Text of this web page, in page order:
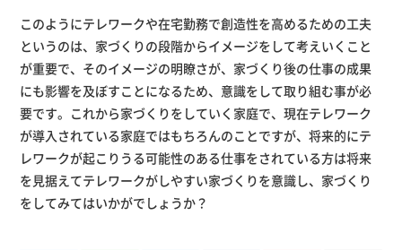
このようにテレワークや在宅勤務で創造性を高めるための工夫
というのは、家づくりの段階からイメージをして考えいくこと
が重要で、そのイメージの明瞭さが、家づくり後の仕事の成果
にも影響を及ぼすことになるため、意識をして取り組む事が必
要です。これから家づくりをしていく家庭で、現在テレワーク
が導入されている家庭ではもちろんのことですが、将来的にテ
レワークが起こりうる可能性のある仕事をされている方は将来
を見据えてテレワークがしやすい家づくりを意識し、家づくり
をしてみてはいかがでしょうか？